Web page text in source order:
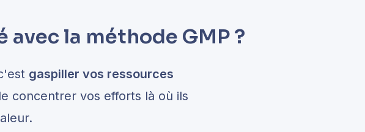
la méthode GMP ?
gaspiller vos ressources
concentrer vos efforts là où ils